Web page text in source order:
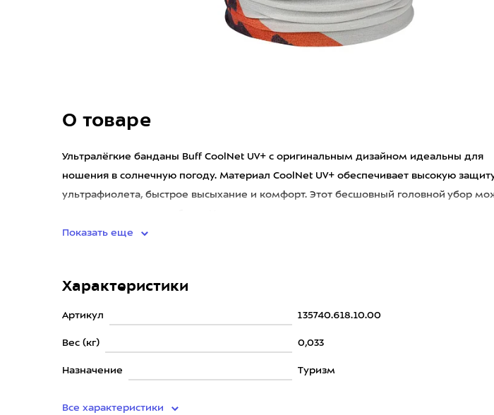
О товаре
Ультралёгкие банданы Buff CoolNet UV+ с оригинальным дизайном идеальны для
ношения в солнечную погоду. Материал CoolNet UV+ обеспечивает высокую
ультрафиолета, быстрое высыхание и комфорт. Этот бесшовный головной убор
Показать еще
Характеристики
Артикул 135740.618.10.00
Вес (кг) 0,033
Назначение Туризм
Все характеристики